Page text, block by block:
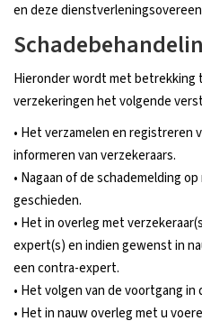
en deze
Hieronder wordt met betrekking
verzekeringen het volgende
• Het verzamelen en registreren
informeren van verzekeraars.
• Nagaan of de schademelding
geschieden.
• Het in overleg met
expert(s) en indien gewenst in
een contra-expert.
• Het volgen van de voortgang
• Het in nauw overleg met u